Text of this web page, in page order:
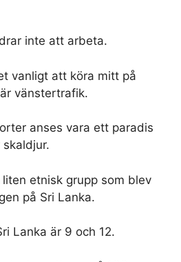
inte att arbeta.
vanligt att köra mitt på
vänstertrafik.
anses vara ett paradis
etnisk grupp som blev
på Sri Lanka.
Lanka är 9 och 12.